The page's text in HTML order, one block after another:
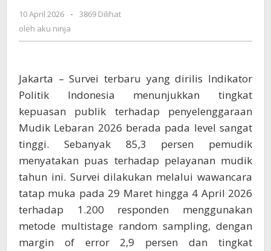
10 April 2026
oleh
-
3869 Dilihat
oleh aku ninja
Jakarta – Survei terbaru yang dirilis Indikator
Politik Indonesia menunjukkan tingkat
kepuasan publik terhadap penyelenggaraan
Mudik Lebaran 2026 berada pada level sangat
tinggi. Sebanyak 85,3 persen pemudik
menyatakan puas terhadap pelayanan mudik
tahun ini. Survei dilakukan melalui wawancara
tatap muka pada 29 Maret hingga 4 April 2026
terhadap 1.200 responden menggunakan
metode multistage random sampling, dengan
margin of error 2,9 persen dan tingkat